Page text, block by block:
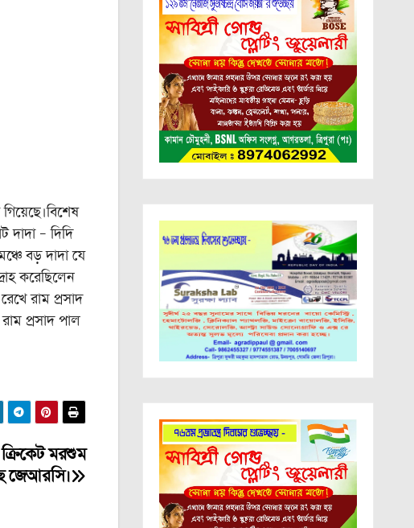
দাদা – দিদি
বড় দাদা যে
করেছিলেন
রাম প্রসাদ
প্রসাদ পাল
মরশুম
জেআরসি।